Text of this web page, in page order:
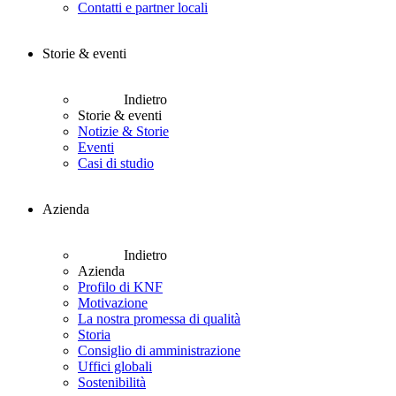
Contatti e partner locali
Storie & eventi
Indietro
Storie & eventi
Notizie & Storie
Eventi
Casi di studio
Azienda
Indietro
Azienda
Profilo di KNF
Motivazione
La nostra promessa di qualità
Storia
Consiglio di amministrazione
Uffici globali
Sostenibilità